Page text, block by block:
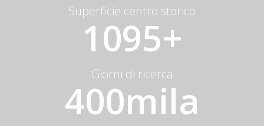
Superficie centro storico
1095+
Giorni di ricerca
400mila